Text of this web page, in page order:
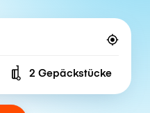
Number of bags
2 Gepäckstücke